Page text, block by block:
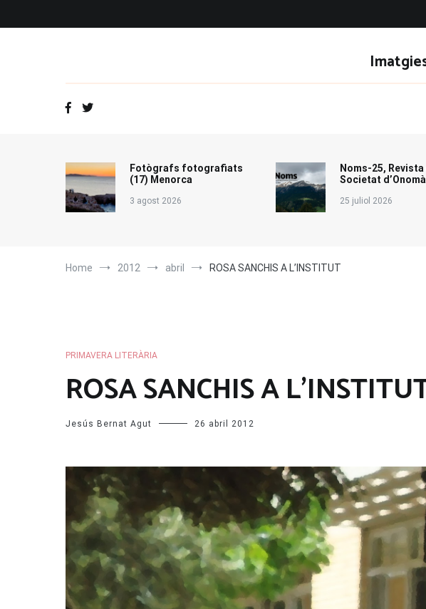
Fotògrafs fotografiats
(17) Menorca
3 agost 2026
Noms-25, Revista
Societat
25 juliol 2026
Home 2012 abril ROSA SANCHIS A L’INSTITUT
PRIMAVERA LITERÀRIA
ROSA SANCHIS A
Jesús Bernat Agut 26 abril 2012